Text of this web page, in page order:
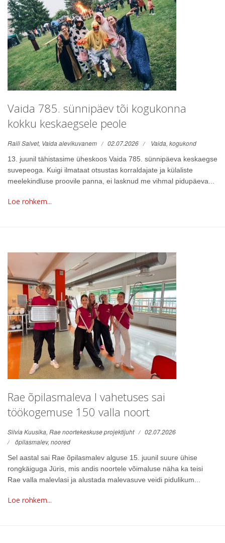
Vaida 785. sünnipäev tõi kogukonna
kokku keskaegsele peole
Raili Salvet, Vaida alevikuvanem 02.07.2026 Vaida, kogukond
13. juunil tähistasime üheskoos Vaida 785. sünnipäeva keskaegse
suvepeoga. Kuigi ilmataat otsustas korraldajate ja külaliste
meelekindluse proovile panna, ei lasknud me vihmal pidupäeva...
Loe rohkem...
Rae õpilasmaleva I vahetuses sai
töökogemuse 150 valla noort
Silvia Kuusika, Rae noortekeskuse projektijuht
02.07.2026
õpilasmalev, noored
Sel aastal sai Rae õpilasmalev alguse 15. juunil suure ühise
rongkäiguga Jüris, mis andis noortele võimaluse näha ka teisi
Rae valla malevlasi ja alustada malevasuve veidi pidulikum...
Loe rohkem...